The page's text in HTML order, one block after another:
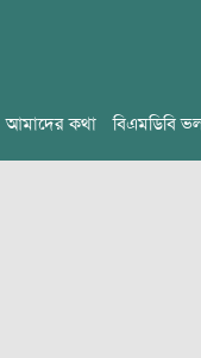
আমাদের কথা বিএমডিবি